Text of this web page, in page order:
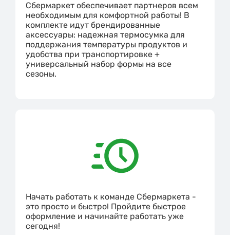
Сбермаркет обеспечивает партнеров всем
необходимым для комфортной работы! В
комплекте идут брендированные
аксессуары: надежная термосумка для
поддержания температуры продуктов и
удобства при транспортировке +
универсальный набор формы на все
сезоны.
Начать работать к команде Сбермаркета -
это просто и быстро! Пройдите быстрое
оформление и начинайте работать уже
сегодня!